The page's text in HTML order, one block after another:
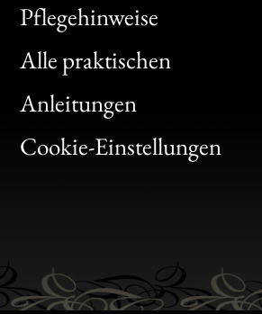
Pflegehinweise
Alle praktischen
Anleitungen
Cookie-Einstellungen